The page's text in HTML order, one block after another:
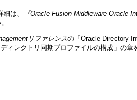
は、 『Oracle Fusion Middleware Oracle
リファレンスの「Oracle Directory
ィレクトリ同期プロファイルの構成」の章